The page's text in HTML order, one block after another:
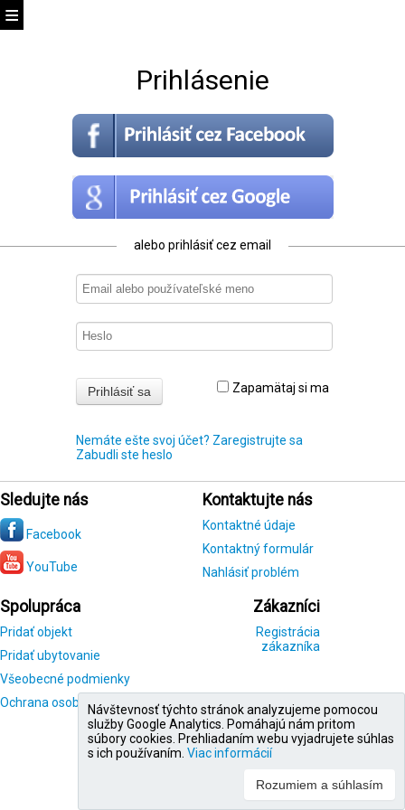
Prihlásenie
alebo prihlásiť cez email
Zapamätaj si ma
Nemáte ešte svoj účet? Zaregistrujte sa
Zabudli ste heslo
Sledujte nás
Facebook
YouTube
Kontaktujte nás
Kontaktné údaje
Kontaktný formulár
Nahlásiť problém
Spolupráca
Pridať objekt
Pridať ubytovanie
Všeobecné podmienky
Ochrana osobných údajov
Zákazníci
Registrácia
zákazníka
Návštevnosť týchto stránok analyzujeme pomocou
služby Google Analytics. Pomáhajú nám pritom
súbory cookies. Prehliadaním webu vyjadrujete súhlas
s ich používaním. Viac informácií